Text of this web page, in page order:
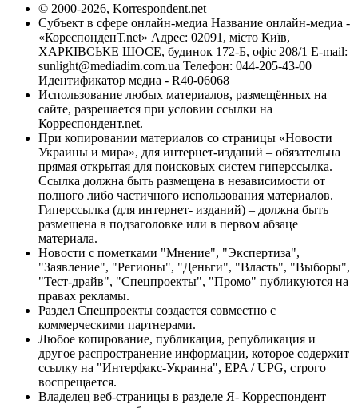
© 2000-2026, Korrespondent.net
Субъект в сфере онлайн-медиа Название онлайн-медиа -
«КореспонденТ.net» Адрес: 02091, місто Київ,
ХАРКІВСЬКЕ ШОСЕ, будинок 172-Б, офіс 208/1 E-mail:
sunlight@mediadim.com.ua Телефон: 044-205-43-00
Идентификатор медиа - R40-06068
Использование любых материалов, размещённых на
сайте, разрешается при условии ссылки на
Корреспондент.net.
При копировании материалов со страницы «Новости
Украины и мира», для интернет-изданий – обязательна
прямая открытая для поисковых систем гиперссылка.
Ссылка должна быть размещена в независимости от
полного либо частичного использования материалов.
Гиперссылка (для интернет- изданий) – должна быть
размещена в подзаголовке или в первом абзаце
материала.
Новости с пометками "Мнение", "Экспертиза",
"Заявление", "Регионы", "Деньги", "Власть", "Выборы",
"Тест-драйв", "Спецпроекты", "Промо" публикуются на
правах рекламы.
Раздел Спецпроекты создается совместно с
коммерческими партнерами.
Любое копирование, публикация, републикация и
другое распространение информации, которое содержит
ссылку на "Интерфакс-Украина", EPA / UPG, строго
воспрещается.
Владелец веб-страницы в разделе Я- Корреспондент